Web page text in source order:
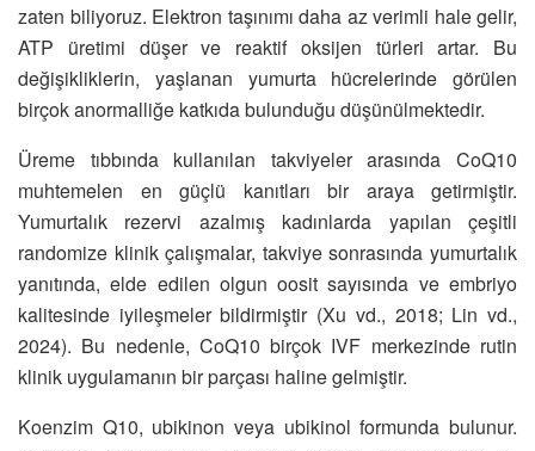
zaten biliyoruz. Elektron taşınımı daha az verimli hale gelir,
ATP üretimi düşer ve reaktif oksijen türleri artar. Bu
değişikliklerin, yaşlanan yumurta hücrelerinde görülen
birçok anormalliğe katkıda bulunduğu düşünülmektedir.
Üreme tıbbında kullanılan takviyeler arasında CoQ10
muhtemelen en güçlü kanıtları bir araya getirmiştir.
Yumurtalık rezervi azalmış kadınlarda yapılan çeşitli
randomize klinik çalışmalar, takviye sonrasında yumurtalık
yanıtında, elde edilen olgun oosit sayısında ve embriyo
kalitesinde iyileşmeler bildirmiştir (Xu vd., 2018; Lin vd.,
2024). Bu nedenle, CoQ10 birçok IVF merkezinde rutin
klinik uygulamanın bir parçası haline gelmiştir.
Koenzim Q10, ubikinon veya ubikinol formunda bulunur.